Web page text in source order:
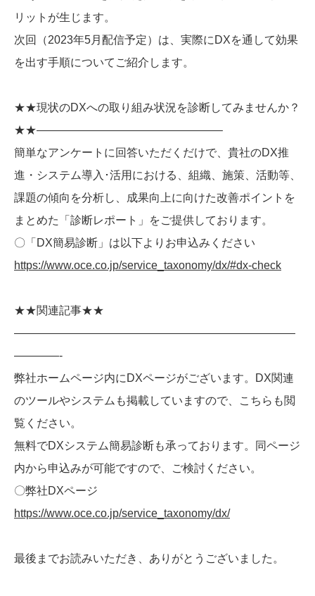
リットが生じます。
次回（2023年5月配信予定）は、実際にDXを通して効果
を出す手順についてご紹介します。
★★現状のDXへの取り組み状況を診断してみませんか？
★★————————————————–
簡単なアンケートに回答いただくだけで、貴社のDX推
進・システム導入･活用における、組織、施策、活動等、
課題の傾向を分析し、成果向上に向けた改善ポイントを
まとめた「診断レポート」をご提供しております。
〇「DX簡易診断」は以下よりお申込みください
https://www.oce.co.jp/service_taxonomy/dx/#dx-check
★★関連記事★★
—————————————————————————
————-
弊社ホームページ内にDXページがございます。DX関連
のツールやシステムも掲載していますので、こちらも閲
覧ください。
無料でDXシステム簡易診断も承っております。同ページ
内から申込みが可能ですので、ご検討ください。
〇弊社DXページ
https://www.oce.co.jp/service_taxonomy/dx/
最後までお読みいただき、ありがとうございました。